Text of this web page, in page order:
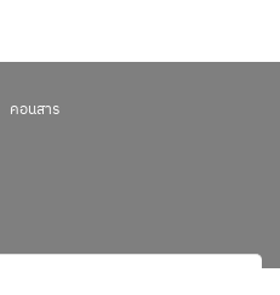
คอนสาร